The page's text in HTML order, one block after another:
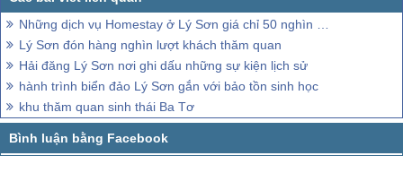
Những dịch vụ Homestay ở Lý Sơn giá chỉ 50 nghìn đồng
Lý Sơn đón hàng nghìn lượt khách thăm quan
Hải đăng Lý Sơn nơi ghi dấu những sự kiện lịch sử
hành trình biển đảo Lý Sơn gắn với bảo tồn sinh học
khu thăm quan sinh thái Ba Tơ